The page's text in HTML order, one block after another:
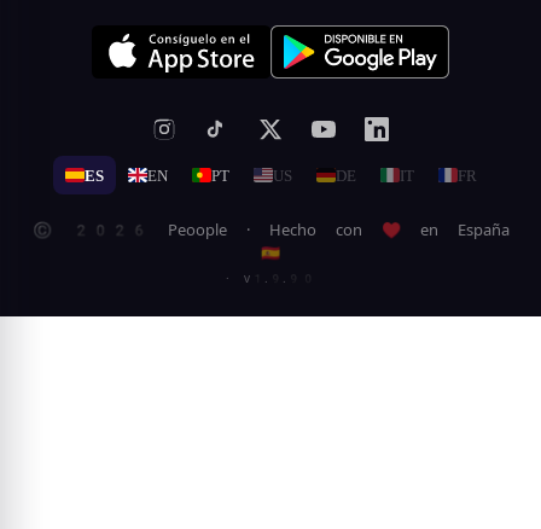
ES EN PT US DE IT FR
© 2026 Peoople · Hecho con ♥ en España
🇪🇸
· v1.9.90